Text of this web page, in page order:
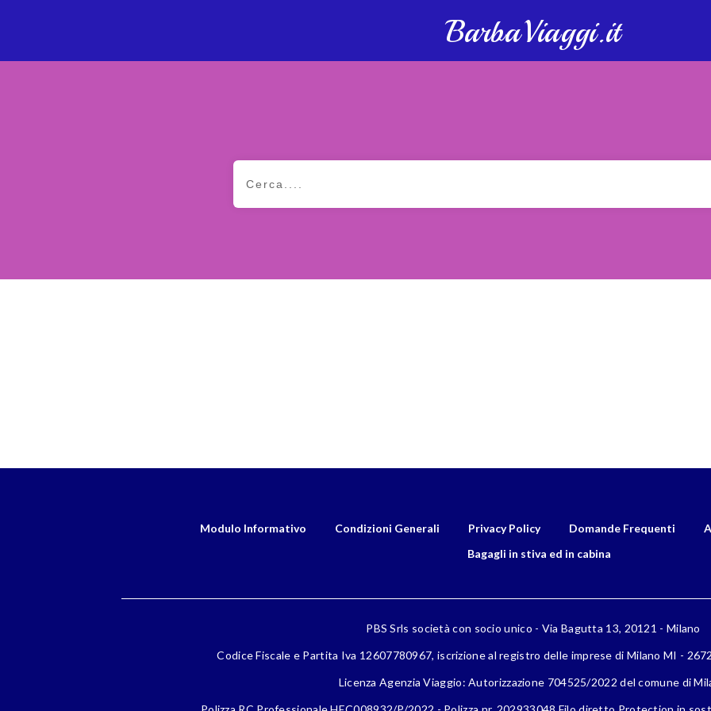
BarbaViaggi.it
Modulo Informativo Condizioni Generali Privacy Policy Domande Frequenti
Bagagli in stiva ed in cabina
PBS Srls società con socio unico - Via Bagutta 13, 20121 - Milano
Codice Fiscale e Partita Iva 12607780967, iscrizione al registro delle imprese di Milano MI -
Licenza Agenzia Viaggio: Autorizzazione 704525/2022 del comune di